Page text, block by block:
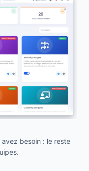
besoin : le reste